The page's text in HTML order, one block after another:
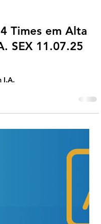
Times em Alta
SEX 11.07.25